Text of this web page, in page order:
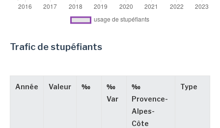
Trafic de stupéfiants
Année Valeur ‰
‰
Var
‰
Provence-
Alpes-
Côte
Type